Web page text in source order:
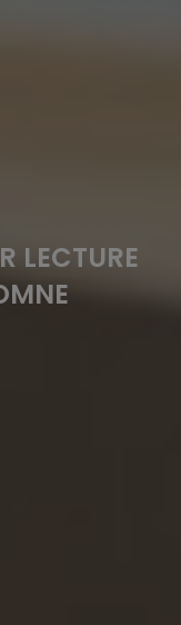
LECTURE